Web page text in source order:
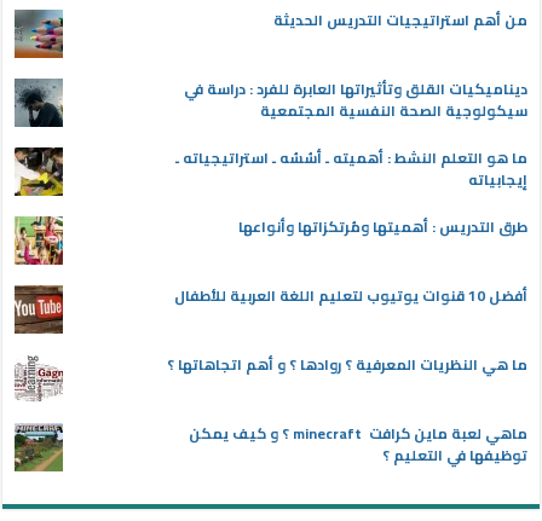
من أهم استراتيجيات التدريس الحديثة
ديناميكيات القلق وتأثيراتها العابرة للفرد : دراسة في
سيكولوجية الصحة النفسية المجتمعية
ما هو التعلم النشط : أهميته ـ أسُسُه ـ استراتيجياته ـ
إيجابياته
طرق التدريس : أهميتها ومُرتكزاتها وأنواعها
أفضل 10 قنوات يوتيوب لتعليم اللغة العربية للأطفال
ما هي النظريات المعرفية ؟ روادها ؟ و أهم اتجاهاتها ؟
ماهي لعبة ماين كرافت minecraft ؟ و كيف يمكن
توظيفها في التعليم ؟